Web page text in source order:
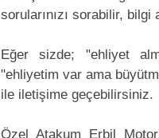
sorularınızı sorabilir,
Eğer sizde; "ehliyet
"ehliyetim var ama
ile iletişime geçebilirsiniz.
Özel Atakum Erbil